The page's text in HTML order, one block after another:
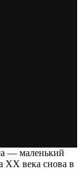
— маленький
XX века снова в